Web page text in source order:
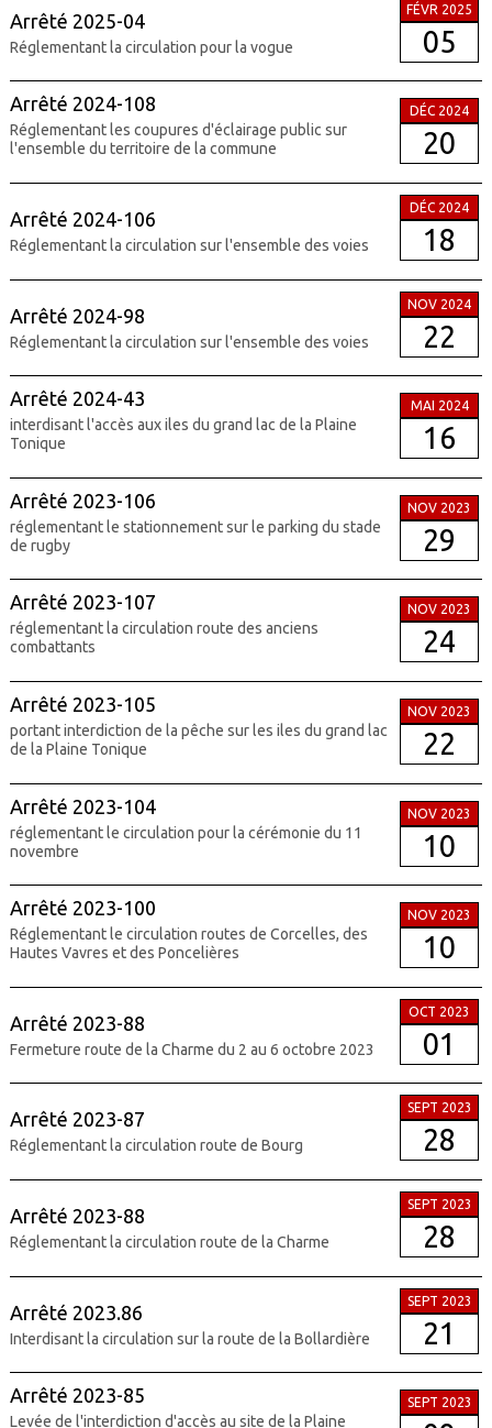
Arrêté 2025-04
Réglementant la circulation pour la vogue
FÉVR 2025
05
Arrêté 2024-108
Réglementant les coupures d'éclairage public sur
l'ensemble du territoire de la commune
DÉC 2024
20
Arrêté 2024-106
Réglementant la circulation sur l'ensemble des voies
DÉC 2024
18
Arrêté 2024-98
Réglementant la circulation sur l'ensemble des voies
NOV 2024
22
Arrêté 2024-43
interdisant l'accès aux iles du grand lac de la Plaine
Tonique
MAI 2024
16
Arrêté 2023-106
réglementant le stationnement sur le parking du stade
de rugby
NOV 2023
29
Arrêté 2023-107
réglementant la circulation route des anciens
combattants
NOV 2023
24
Arrêté 2023-105
portant interdiction de la pêche sur les iles du grand lac
de la Plaine Tonique
NOV 2023
22
Arrêté 2023-104
réglementant le circulation pour la cérémonie du 11
novembre
NOV 2023
10
Arrêté 2023-100
Réglementant le circulation routes de Corcelles, des
Hautes Vavres et des Poncelières
NOV 2023
10
Arrêté 2023-88
Fermeture route de la Charme du 2 au 6 octobre 2023
OCT 2023
01
Arrêté 2023-87
Réglementant la circulation route de Bourg
SEPT 2023
28
Arrêté 2023-88
Réglementant la circulation route de la Charme
SEPT 2023
28
Arrêté 2023.86
Interdisant la circulation sur la route de la Bollardière
SEPT 2023
21
Arrêté 2023-85
Levée de l'interdiction d'accès au site de la Plaine
SEPT 2023